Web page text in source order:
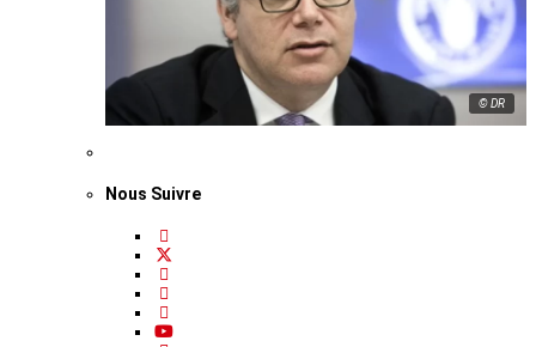
© DR
Nous Suivre